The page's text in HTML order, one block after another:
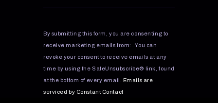
t
a
n
t
C
o
By submitting this form, you are consenting to
receive marketing emails from: . You can
revoke your consent to receive emails at any
time by using the SafeUnsubscribe® link, found
at the bottom of every email. Emails are
serviced by Constant Contact